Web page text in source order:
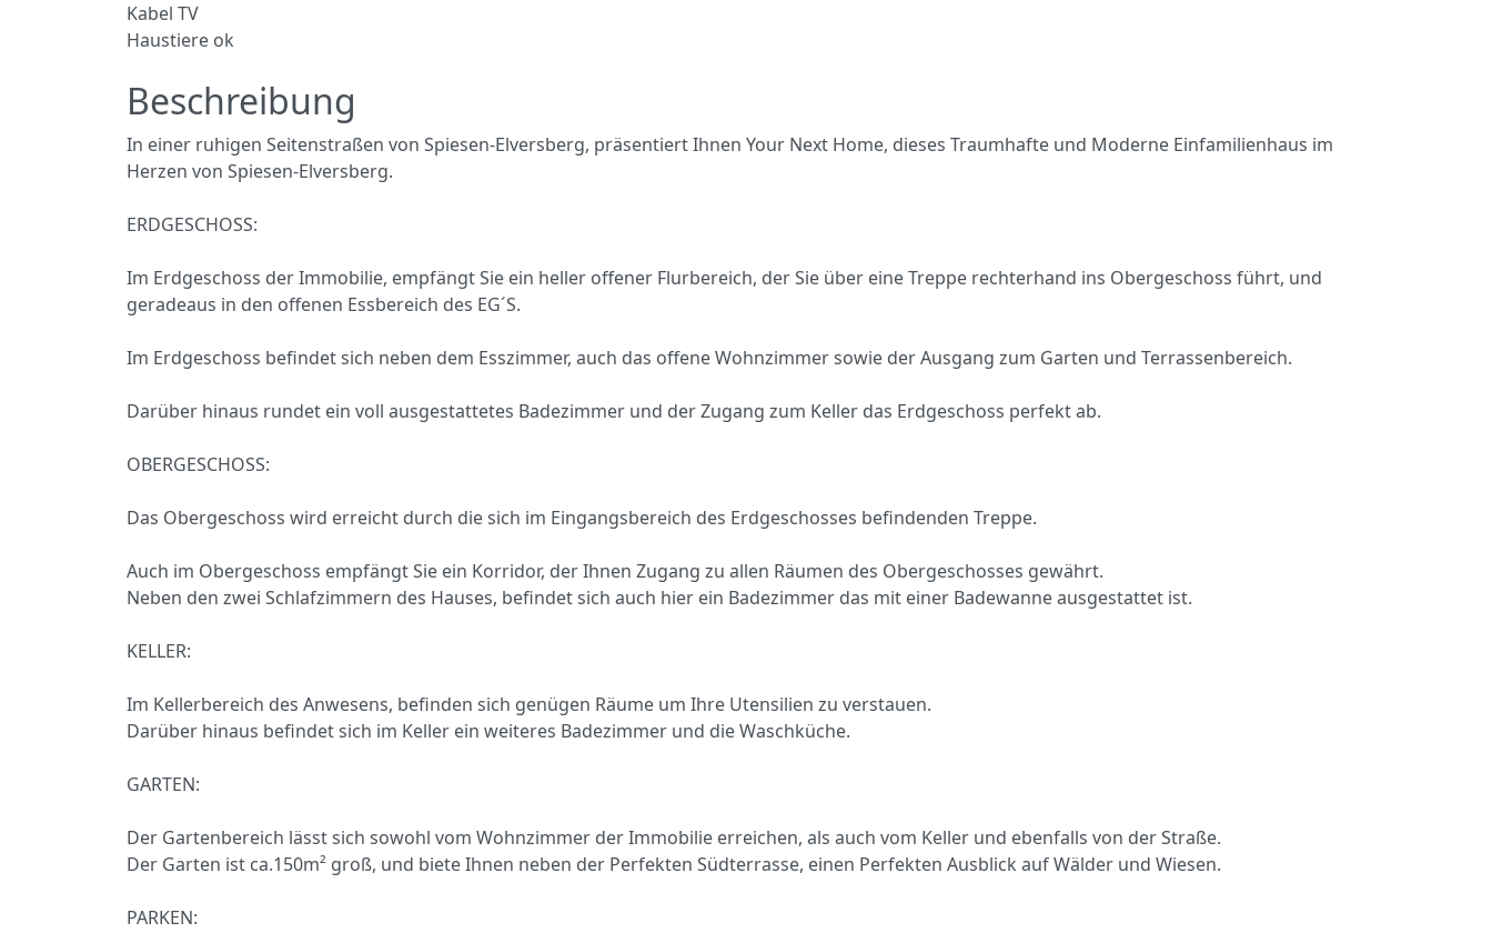
Kabel TV
Haustiere ok
Beschreibung
In einer ruhigen Seitenstraßen von Spiesen-Elversberg, präsentiert Ihnen Your Next Home, dieses Traumhafte und Moderne Einfamilienhaus im
Herzen von Spiesen-Elversberg.
ERDGESCHOSS:
Im Erdgeschoss der Immobilie, empfängt Sie ein heller offener Flurbereich, der Sie über eine Treppe rechterhand ins Obergeschoss führt, und
geradeaus in den offenen Essbereich des EG´S.
Im Erdgeschoss befindet sich neben dem Esszimmer, auch das offene Wohnzimmer sowie der Ausgang zum Garten und Terrassenbereich.
Darüber hinaus rundet ein voll ausgestattetes Badezimmer und der Zugang zum Keller das Erdgeschoss perfekt ab.
OBERGESCHOSS:
Das Obergeschoss wird erreicht durch die sich im Eingangsbereich des Erdgeschosses befindenden Treppe.
Auch im Obergeschoss empfängt Sie ein Korridor, der Ihnen Zugang zu allen Räumen des Obergeschosses gewährt.
Neben den zwei Schlafzimmern des Hauses, befindet sich auch hier ein Badezimmer das mit einer Badewanne ausgestattet ist.
KELLER:
Im Kellerbereich des Anwesens, befinden sich genügen Räume um Ihre Utensilien zu verstauen.
Darüber hinaus befindet sich im Keller ein weiteres Badezimmer und die Waschküche.
GARTEN:
Der Gartenbereich lässt sich sowohl vom Wohnzimmer der Immobilie erreichen, als auch vom Keller und ebenfalls von der Straße.
Der Garten ist ca.150m² groß, und biete Ihnen neben der Perfekten Südterrasse, einen Perfekten Ausblick auf Wälder und Wiesen.
PARKEN: